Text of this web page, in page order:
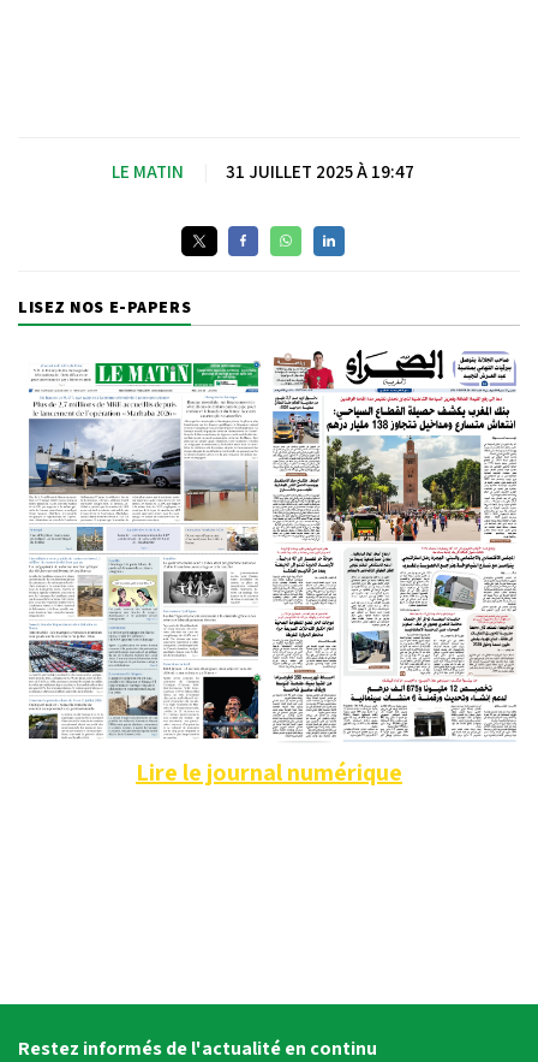
LE MATIN 31 JUILLET 2025 À 19:47
LISEZ NOS E-PAPERS
Lire le journal numérique
Restez informés de l'actualité en continu